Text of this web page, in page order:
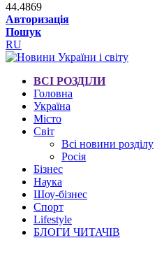
44.4869
Авторизація
Пошук
RU
ВСІ РОЗДІЛИ
Головна
Україна
Місто
Світ
Всі новини розділу
Росія
Бізнес
Наука
Шоу-бізнес
Спорт
Lifestyle
БЛОГИ ЧИТАЧІВ